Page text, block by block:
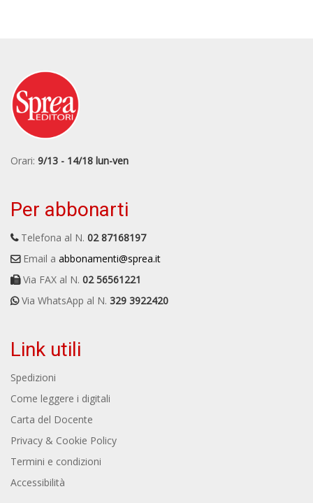
Orari: 9/13 - 14/18 lun-ven
Per abbonarti
Telefona al N. 02 87168197
Email a abbonamenti@sprea.it
Via FAX al N. 02 56561221
Via WhatsApp al N. 329 3922420
Link utili
Spedizioni
Come leggere i digitali
Carta del Docente
Privacy & Cookie Policy
Termini e condizioni
Accessibilità